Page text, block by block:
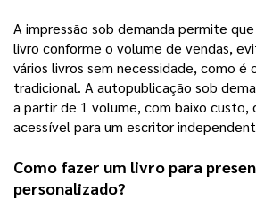
A impressão sob demanda permite
livro conforme o volume de vendas,
vários livros sem necessidade, como é
tradicional. A autopublicação sob
a partir de 1 volume, com baixo custo,
acessível para um escritor
Como fazer um livro para
personalizado?